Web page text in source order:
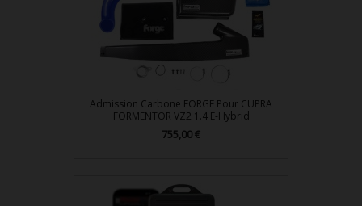
Admission Carbone FORGE Pour CUPRA
FORMENTOR VZ2 1.4 E-Hybrid
Prix
755,00 €